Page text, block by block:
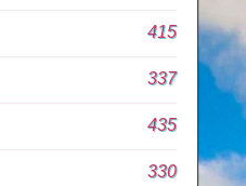
415
337
435
330